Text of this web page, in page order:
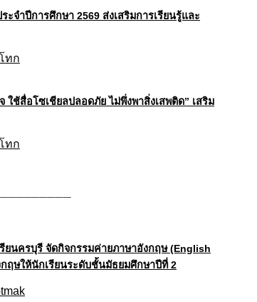
จำปีการศึกษา 2569 ส่งเสริมการเรียนรู้และ
ทก
ใช้สื่อโซเชียลปลอดภัย ไม่พึ่งพาสิ่งเสพติด” เสริม
ทก
ยนครบุรี จัดกิจกรรมค่ายภาษาอังกฤษ (English
ฤษให้นักเรียนระดับชั้นมัธยมศึกษาปีที่ 2